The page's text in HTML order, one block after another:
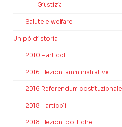
Giustizia
Salute e welfare
Un pò di storia
2010 – articoli
2016 Elezioni amministrative
2016 Referendum costituzionale
2018 – articoli
2018 Elezioni politiche